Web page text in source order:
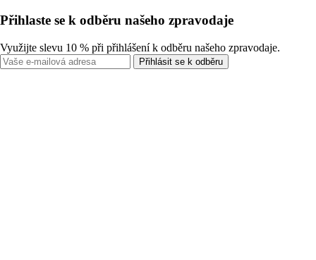
Přihlaste se k odběru našeho zpravodaje
Využijte slevu 10 % při přihlášení k odběru našeho zpravodaje.
Přihlásit se k odběru